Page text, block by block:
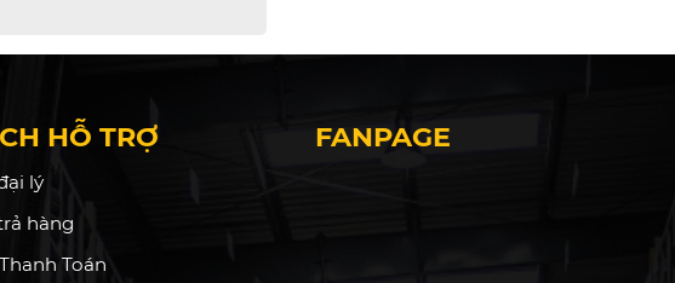
HỖ TRỢ
lý
hàng
Toán
FANPAGE